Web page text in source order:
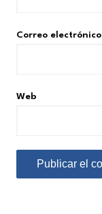
Correo electrónico
Web